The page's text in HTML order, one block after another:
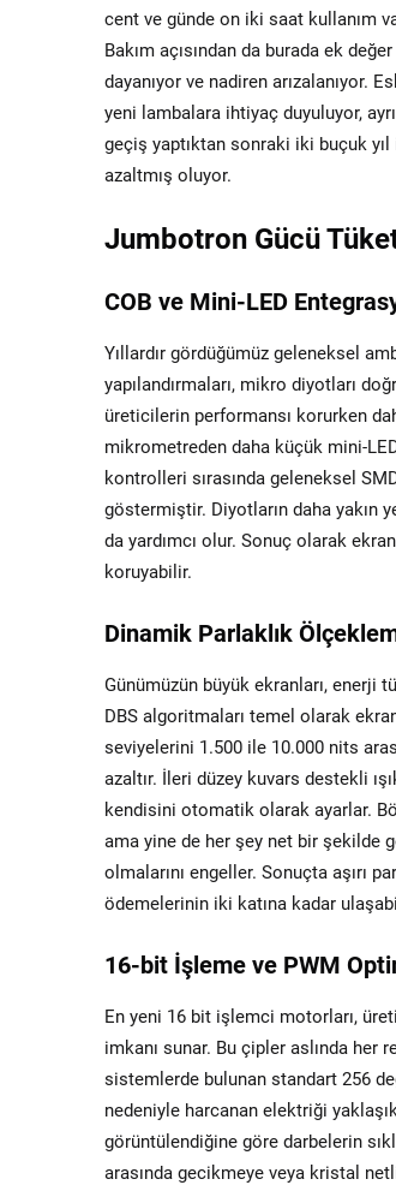
cent ve günde on iki saat kullanım
Bakım açısından da burada ek
dayanıyor ve nadiren arızalanıyor.
yeni lambalara ihtiyaç duyuluyor,
geçiş yaptıktan sonraki iki buçuk yıl
azaltmış oluyor.
Jumbotron Gücü
COB ve Mini-LED
Yıllardır gördüğümüz geleneksel
yapılandırmaları, mikro diyotları
üreticilerin performansı korurken
mikrometreden daha küçük mini-
kontrolleri sırasında geleneksel
göstermiştir. Diyotların daha yakın
da yardımcı olur. Sonuç olarak
koruyabilir.
Dinamik Parlaklık
Günümüzün büyük ekranları, enerji
DBS algoritmaları temel olarak
seviyelerini 1.500 ile 10.000 nits
azaltır. İleri düzey kuvars destekli
kendisini otomatik olarak ayarlar.
ama yine de her şey net bir şekilde
olmalarını engeller. Sonuçta aşırı
ödemelerinin iki katına kadar
16-bit İşleme ve PWM
En yeni 16 bit işlemci motorları,
imkanı sunar. Bu çipler aslında her
sistemlerde bulunan standart 256
nedeniyle harcanan elektriği
görüntülendiğine göre darbelerin
arasında gecikmeye veya kristal